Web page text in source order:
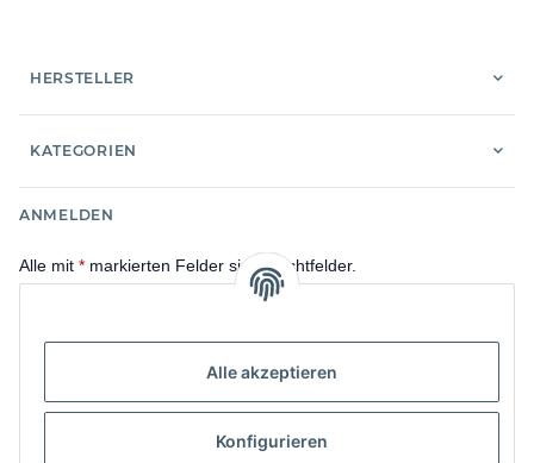
Alle akzeptieren
Konfigurieren
HERSTELLER
KATEGORIEN
ANMELDEN
Alle mit * markierten Felder sind Pflichtfelder.
Anmelden